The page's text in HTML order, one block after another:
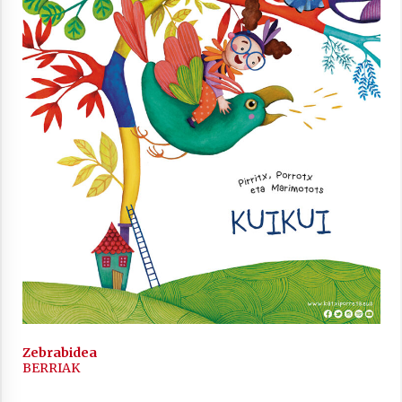
2021/11/25
Mahai-ingurua: irratia, podcastak
eta ondoren zer?
Arrosaren IX. Topaketak – Mila
esker guztioi!
Zebrabidea
BERRIAK